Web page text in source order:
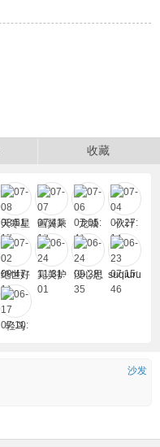
收藏
天寒星
画翼乘
风
龙城 伙计
绝世好
男
完美护
肤品
没心思 suqiuru
轻鸟
沙发